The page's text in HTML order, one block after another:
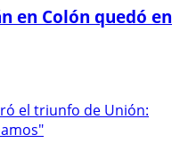
en Colón quedó en